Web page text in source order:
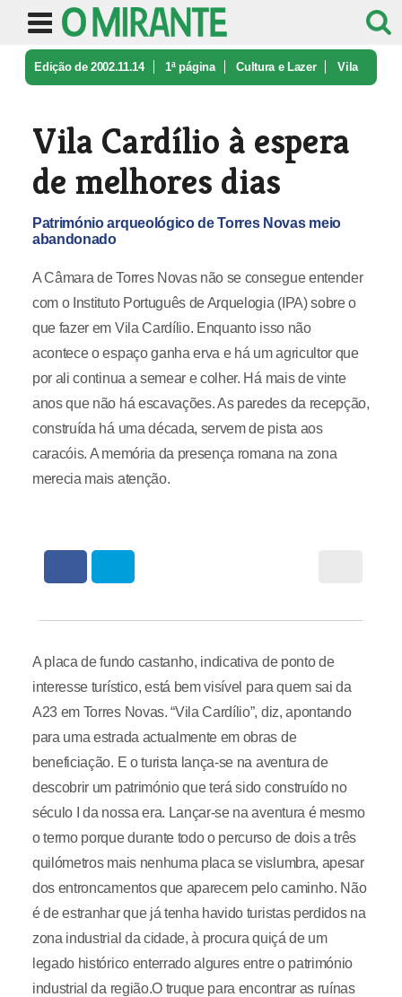
Edição de 2002.11.14 1ª página Cultura e Lazer Vila
Vila Cardílio à espera
de melhores dias
Património arqueológico de Torres Novas meio
abandonado
A Câmara de Torres Novas não se consegue entender
com o Instituto Português de Arquelogia (IPA) sobre o
que fazer em Vila Cardílio. Enquanto isso não
acontece o espaço ganha erva e há um agricultor que
por ali continua a semear e colher. Há mais de vinte
anos que não há escavações. As paredes da recepção,
construída há uma década, servem de pista aos
caracóis. A memória da presença romana na zona
merecia mais atenção.
A placa de fundo castanho, indicativa de ponto de
interesse turístico, está bem visível para quem sai da
A23 em Torres Novas. “Vila Cardílio”, diz, apontando
para uma estrada actualmente em obras de
beneficiação. E o turista lança-se na aventura de
descobrir um património que terá sido construído no
século I da nossa era. Lançar-se na aventura é mesmo
o termo porque durante todo o percurso de dois a três
quilómetros mais nenhuma placa se vislumbra, apesar
dos entroncamentos que aparecem pelo caminho. Não
é de estranhar que já tenha havido turistas perdidos na
zona industrial da cidade, à procura quiçá de um
legado histórico enterrado algures entre o património
industrial da região.O truque para encontrar as ruínas